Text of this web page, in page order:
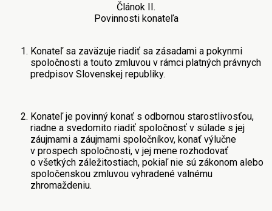
Článok ІІ.
Povinnosti konateľa
Konateľ sa zaväzuje riadiť sa zásadami a pokynmi
spoločnosti a touto zmluvou v rámci platných právnych
predpisov Slovenskej republiky.
Konateľ je povinný konať s odbornou starostlivosťou,
riadne a svedomito riadiť spoločnosť v súlade s jej
záujmami a záujmami spoločníkov, konať výlučne
v prospech spoločnosti, v jej mene rozhodovať
o všetkých záležitostiach, pokiaľ nie sú zákonom alebo
spoločenskou zmluvou vyhradené valnému
zhromaždeniu.